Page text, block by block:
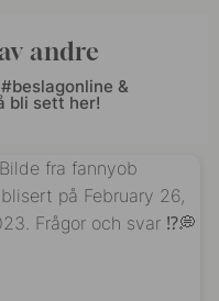
andre
&
bli sett her!